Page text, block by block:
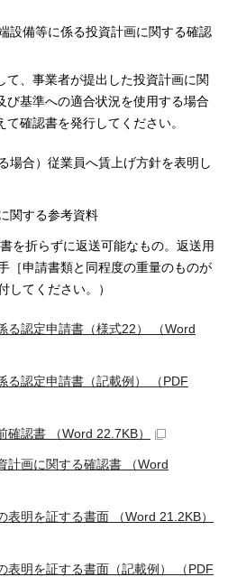
設備等に係る投資計画に関する確認
て、事業者が提出した投資計画に関
び基準への適合状況を使用する場合
て確認書を発行してください。
場合）従業員へ賃上げ方針を表明し
関する参考資料
を折らずに返送可能なもの。返送用
［申請書類と同程度の重量のものが
してください。）
る認定申請書（様式22） （Word
る認定申請書（記載例） （PDF
認書 （Word 22.7KB）
計画に関する確認書 （Word
表明を証する書面 （Word 21.2KB）
表明を証する書面（記載例） （PDF